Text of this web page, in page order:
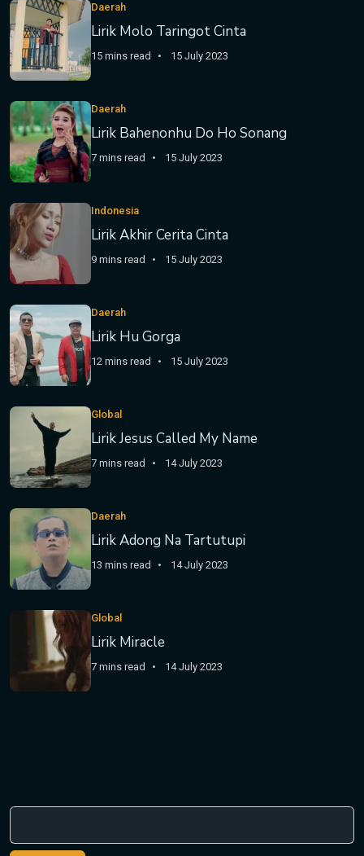
Daerah
Lirik Molo Taringot Cinta
15 mins read 15 July 2023
Daerah
Lirik Bahenonhu Do Ho Sonang
7 mins read 15 July 2023
Indonesia
Lirik Akhir Cerita Cinta
9 mins read 15 July 2023
Daerah
Lirik Hu Gorga
12 mins read 15 July 2023
Global
Lirik Jesus Called My Name
7 mins read 14 July 2023
Daerah
Lirik Adong Na Tartutupi
13 mins read 14 July 2023
Global
Lirik Miracle
7 mins read 14 July 2023